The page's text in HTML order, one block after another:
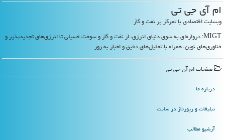
ام آی جی تی
وبسایت اقتصادی با تمرکز بر نفت و گاز
MIGT: دروازه‌ای به سوی دنیای انرژی، از نفت و گاز و سوخت فسیلی تا انرژی‌های تجدیدپذیر و
فناوری‌های نوین، همراه با تحلیل‌های دقیق و اخبار به روز
صفحات ام آی جی تی
درباره ما
تبلیغات و رپورتاژ در سایت
آرشیو مطالب